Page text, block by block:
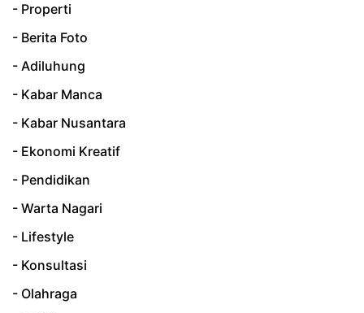
- Properti
- Berita Foto
- Adiluhung
- Kabar Manca
- Kabar Nusantara
- Ekonomi Kreatif
- Pendidikan
- Warta Nagari
- Lifestyle
- Konsultasi
- Olahraga